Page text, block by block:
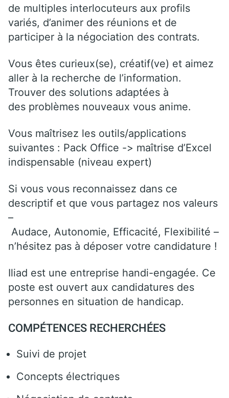
de multiples interlocuteurs aux profils
variés, d’animer des réunions et de
participer à la négociation des contrats.
Vous êtes curieux(se), créatif(ve) et aimez
aller à la recherche de l’information.
Trouver des solutions adaptées à
des problèmes nouveaux vous anime.
Vous maîtrisez les outils/applications
suivantes : Pack Office -> maîtrise d’Excel
indispensable (niveau expert)
Si vous vous reconnaissez dans ce
descriptif et que vous partagez nos valeurs
–
Audace, Autonomie, Efficacité, Flexibilité –
n’hésitez pas à déposer votre candidature !
Iliad est une entreprise handi-engagée. Ce
poste est ouvert aux candidatures des
personnes en situation de handicap.
COMPÉTENCES RECHERCHÉES
Suivi de projet
Concepts électriques